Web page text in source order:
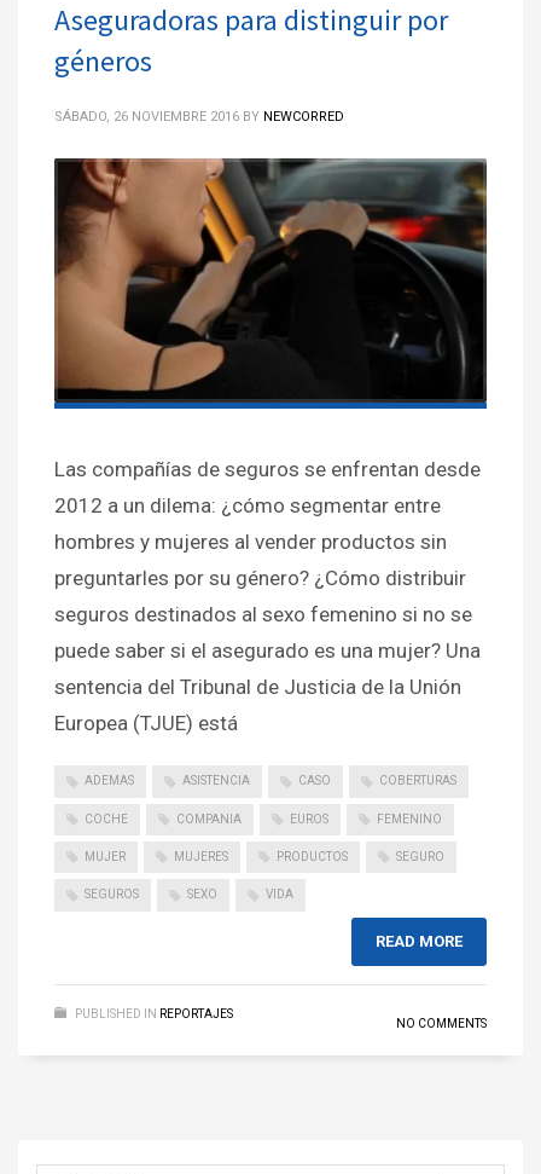
Aseguradoras para distinguir por
géneros
SÁBADO, 26 NOVIEMBRE 2016 BY NEWCORRED
Las compañías de seguros se enfrentan desde
2012 a un dilema: ¿cómo segmentar entre
hombres y mujeres al vender productos sin
preguntarles por su género? ¿Cómo distribuir
seguros destinados al sexo femenino si no se
puede saber si el asegurado es una mujer? Una
sentencia del Tribunal de Justicia de la Unión
Europea (TJUE) está
ADEMAS ASISTENCIA CASO COBERTURAS
COCHE COMPANIA EUROS FEMENINO
MUJER MUJERES PRODUCTOS SEGURO
SEGUROS SEXO VIDA
READ MORE
PUBLISHED IN REPORTAJES
NO COMMENTS